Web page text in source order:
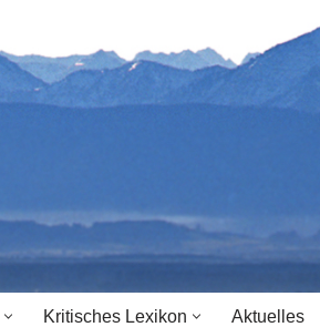
Kritisches Lexikon Aktuelles